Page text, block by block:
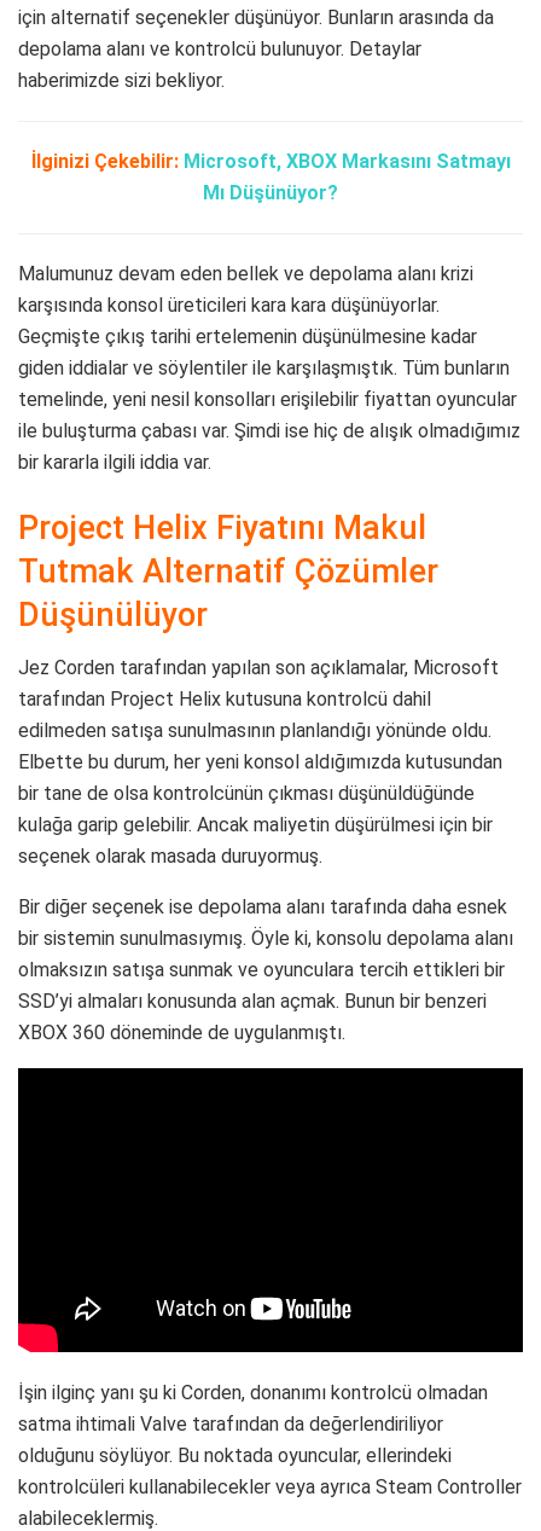
için alternatif seçenekler düşünüyor. Bunların arasında da
depolama alanı ve kontrolcü bulunuyor. Detaylar
haberimizde sizi bekliyor.
İlginizi Çekebilir: Microsoft, XBOX Markasını Satmayı
Mı Düşünüyor?
Malumunuz devam eden bellek ve depolama alanı krizi
karşısında konsol üreticileri kara kara düşünüyorlar.
Geçmişte çıkış tarihi ertelemenin düşünülmesine kadar
giden iddialar ve söylentiler ile karşılaşmıştık. Tüm bunların
temelinde, yeni nesil konsolları erişilebilir fiyattan oyuncular
ile buluşturma çabası var. Şimdi ise hiç de alışık olmadığımız
bir kararla ilgili iddia var.
Project Helix Fiyatını Makul
Tutmak Alternatif Çözümler
Düşünülüyor
Jez Corden tarafından yapılan son açıklamalar, Microsoft
tarafından Project Helix kutusuna kontrolcü dahil
edilmeden satışa sunulmasının planlandığı yönünde oldu.
Elbette bu durum, her yeni konsol aldığımızda kutusundan
bir tane de olsa kontrolcünün çıkması düşünüldüğünde
kulağa garip gelebilir. Ancak maliyetin düşürülmesi için bir
seçenek olarak masada duruyormuş.
Bir diğer seçenek ise depolama alanı tarafında daha esnek
bir sistemin sunulmasıymış. Öyle ki, konsolu depolama alanı
olmaksızın satışa sunmak ve oyunculara tercih ettikleri bir
SSD’yi almaları konusunda alan açmak. Bunun bir benzeri
XBOX 360 döneminde de uygulanmıştı.
İşin ilginç yanı şu ki Corden, donanımı kontrolcü olmadan
satma ihtimali Valve tarafından da değerlendiriliyor
olduğunu söylüyor. Bu noktada oyuncular, ellerindeki
kontrolcüleri kullanabilecekler veya ayrıca Steam Controller
alabileceklermiş.